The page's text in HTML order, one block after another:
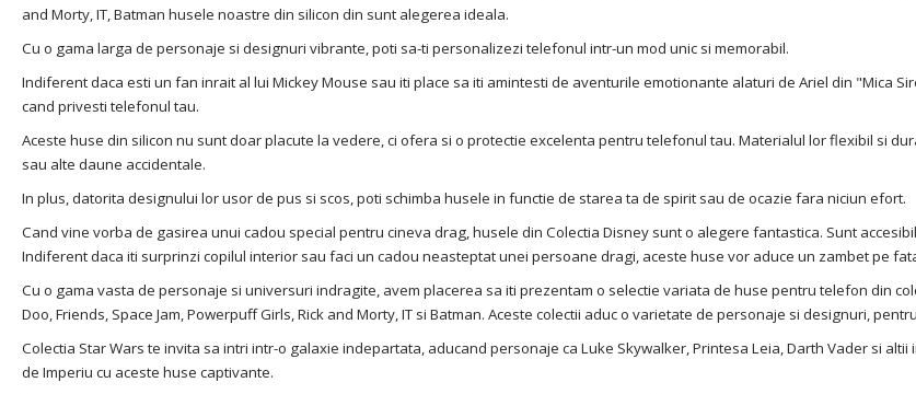
and Morty, IT, Batman husele noastre din silicon din sunt alegerea ideala.
Cu o gama larga de personaje si designuri vibrante, poti sa-ti personalizezi telefonul intr-un mod unic si memorabil.
Indiferent daca esti un fan inrait al lui Mickey Mouse sau iti place sa iti amintesti de aventurile emotionante alaturi de Ariel din "Mica
cand privesti telefonul tau.
Aceste huse din silicon nu sunt doar placute la vedere, ci ofera si o protectie excelenta pentru telefonul tau. Materialul lor flexibil si
sau alte daune accidentale.
In plus, datorita designului lor usor de pus si scos, poti schimba husele in functie de starea ta de spirit sau de ocazie fara niciun efort.
Cand vine vorba de gasirea unui cadou special pentru cineva drag, husele din Colectia Disney sunt o alegere fantastica. Sunt
Indiferent daca iti surprinzi copilul interior sau faci un cadou neasteptat unei persoane dragi, aceste huse vor aduce un zambet pe
Cu o gama vasta de personaje si universuri indragite, avem placerea sa iti prezentam o selectie variata de huse pentru telefon din
Doo, Friends, Space Jam, Powerpuff Girls, Rick and Morty, IT si Batman. Aceste colectii aduc o varietate de personaje si designuri,
Colectia Star Wars te invita sa intri intr-o galaxie indepartata, aducand personaje ca Luke Skywalker, Printesa Leia, Darth Vader si
de Imperiu cu aceste huse captivante.